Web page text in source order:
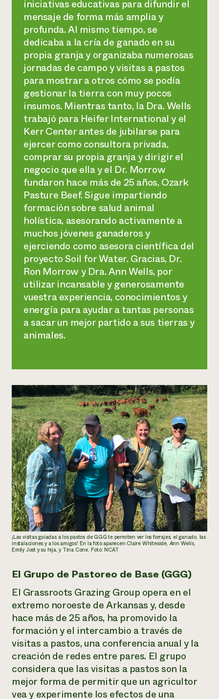
iniciativas educativas para difundir el
mensaje de forma más amplia y
profunda. Al mismo tiempo, se
dedicaba a la cría de ganado en su
propia granja y organizaba numerosas
jornadas de campo y visitas a pastos
para mostrar a otros cómo se podía
gestionar la tierra con muy pocos
insumos. Mientras tanto, la Dra. Wells
trabajó para Heifer International y el
Kerr Center antes de jubilarse para
ejercer como consultora privada,
comprar su propia granja y dirigir el
negocio que ella y el Dr. Morrow
fundaron hace más de 25 años, Ozark
Pasture Beef. Sigue impartiendo
formación sobre salud animal
holística, asesorando activamente a
muchos jóvenes ganaderos y
ejerciendo como asesora científica del
proyecto Soil for Water. Gracias, Dr.
Ron Morrow y Dra. Ann Wells, por
utilizar incansable y generosamente
vuestra experiencia, conocimientos y
energía para ayudar a tantas personas
a sacar un mejor partido a sus tierras y
animales.
¡Las visitas guiadas a los pastos de GGG te permiten ver los forrajes, el ganado, las
instalaciones y a los amigos! En la foto aparecen Claire Whiteside, Ann Wells,
Emily Jost y su hija, y Tina Cone. Foto: NCAT
El Grupo de Pastoreo de Base (GGG)
El Grassroots Grazing Group opera en el
extremo noroeste de Arkansas y, desde
hace más de 25 años, ha promovido la
formación y el intercambio a través de
visitas a pastos, una conferencia anual y la
creación de redes entre pares. El grupo
considera que las visitas a pastos son la
mejor forma de permitir que un agricultor
vea y experimente los efectos de una